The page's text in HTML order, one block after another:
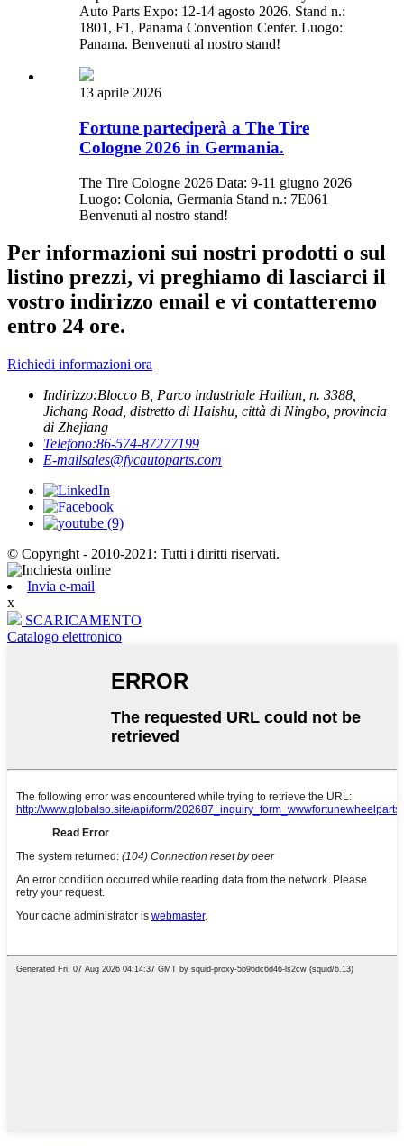
Auto Parts Expo: 12-14 agosto 2026. Stand n.:
1801, F1, Panama Convention Center. Luogo:
Panama. Benvenuti al nostro stand!
13 aprile 2026
Fortune parteciperà a The Tire
Cologne 2026 in Germania.
The Tire Cologne 2026 Data: 9-11 giugno 2026
Luogo: Colonia, Germania Stand n.: 7E061
Benvenuti al nostro stand!
Per informazioni sui nostri prodotti o sul
listino prezzi, vi preghiamo di lasciarci il
vostro indirizzo email e vi contatteremo
entro 24 ore.
Richiedi informazioni ora
Indirizzo:Blocco B, Parco industriale Hailian, n. 3388,
Jichang Road, distretto di Haishu, città di Ningbo, provincia
di Zhejiang
Telefono:86-574-87277199
E-mailsales@fycautoparts.com
© Copyright - 2010-2021: Tutti i diritti riservati.
Invia e-mail
x
SCARICAMENTO
Catalogo elettronico